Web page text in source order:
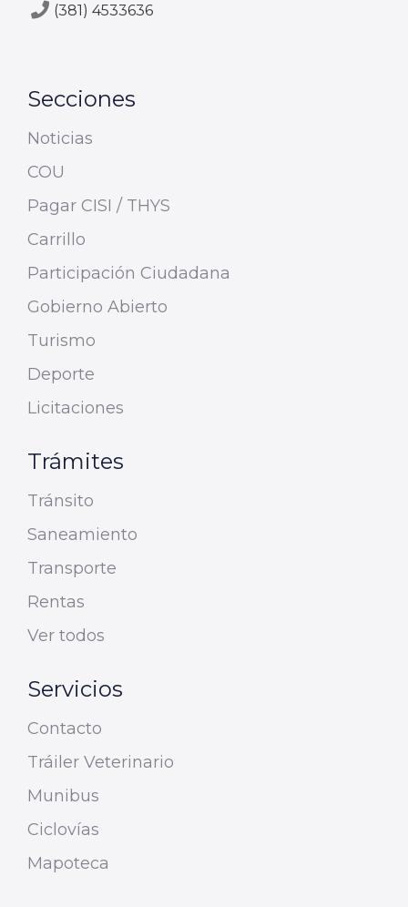
(381) 4533636
Secciones
Noticias
COU
Pagar CISI / THYS
Carrillo
Participación Ciudadana
Gobierno Abierto
Turismo
Deporte
Licitaciones
Trámites
Tránsito
Saneamiento
Transporte
Rentas
Ver todos
Servicios
Contacto
Tráiler Veterinario
Munibus
Ciclovías
Mapoteca